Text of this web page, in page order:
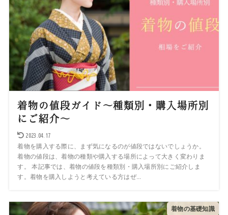
着物の値段ガイド～種類別・購入場所別
にご紹介～
2023.04.17
着物を購入する際に、まず気になるのが値段ではないでしょうか。
着物の値段は、着物の種類や購入する場所によって大きく変わりま
す。 本記事では、着物の値段を種類別・購入場所別にご紹介しま
す。着物を購入しようと考えている方はぜ...
着物の基礎知識